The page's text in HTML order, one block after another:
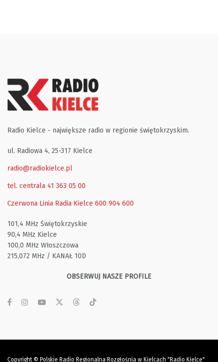
Radio Kielce - największe radio w regionie świętokrzyskim.
ul. Radiowa 4, 25-317 Kielce
radio@radiokielce.pl
tel. centrala 41 363 05 00
Czerwona Linia Radia Kielce 600 904 600
101,4 MHz Świętokrzyskie
90,4 MHz Kielce
100,0 MHz Włoszczowa
215,072 MHz / KANAŁ 10D
OBSERWUJ NASZE PROFILE
Copyright © Polskie Radio Regionalna Rozgłośnia w Kielcach "Radio Kielce"